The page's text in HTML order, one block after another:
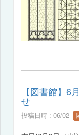
【図書館】6
せ
投稿日時 : 06/02